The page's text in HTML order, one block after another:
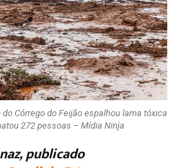
Córrego do Feijão espalhou lama tóxica
272 pessoas – Mídia Ninja
publicado